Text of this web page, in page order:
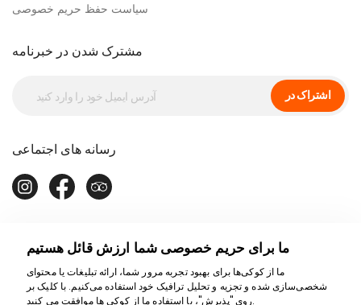
سیاست حفظ حریم خصوصی
مشترک شدن در خبرنامه
اشتراک در
رسانه های اجتماعی
ما برای حریم خصوصی شما ارزش قائل هستیم
ما از کوکی‌ها برای بهبود تجربه مرور شما، ارائه تبلیغات یا محتوای
شخصی‌سازی شده و تجزیه و تحلیل ترافیک خود استفاده می‌کنیم. با کلیک بر
روی "پذیرش"، با استفاده ما از کوکی ها موافقت می کنید.